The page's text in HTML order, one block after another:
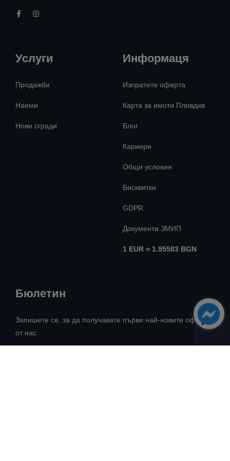
Услуги
Продажби
Наеми
Нови сгради
Информаця
Изпратете оферта
Карта за имоти Пловдив
Блог
Кариери
Общи условия
Бисквитки
GDPR
Документи ЗМИП
1 EUR = 1.95583 BGN
Бюлетин
Запишете се, за да получавате първи най-новите оферти
от нас